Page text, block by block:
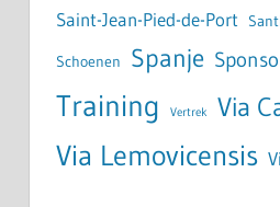
Saint-Jean-Pied-de-Port
Schoenen Spanje
Training Vertrek Via
Via Lemovicensis